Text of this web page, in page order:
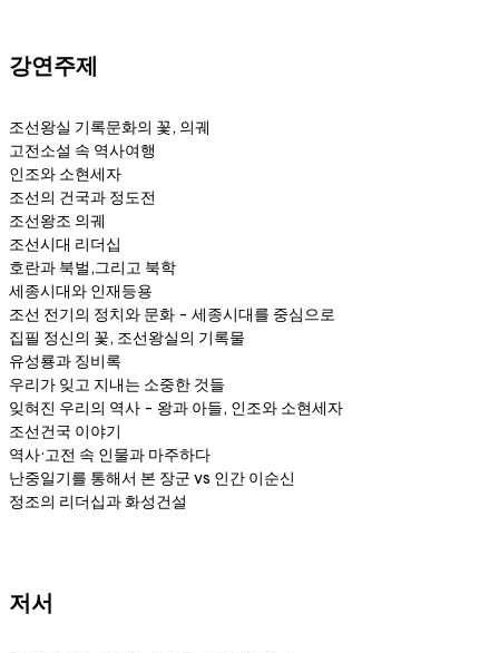
강연주제
조선왕실 기록문화의 꽃, 의궤
고전소설 속 역사여행
인조와 소현세자
조선의 건국과 정도전
조선왕조 의궤
조선시대 리더십
호란과 북벌,그리고 북학
세종시대와 인재등용
조선 전기의 정치와 문화 - 세종시대를 중심으로
집필 정신의 꽃, 조선왕실의 기록물
유성룡과 징비록
우리가 잊고 지내는 소중한 것들
잊혀진 우리의 역사 - 왕과 아들, 인조와 소현세자
조선건국 이야기
역사·고전 속 인물과 마주하다
난중일기를 통해서 본 장군 vs 인간 이순신
정조의 리더십과 화성건설
저서